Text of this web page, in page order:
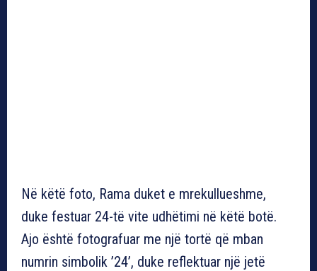
Në këtë foto, Rama duket e mrekullueshme,
duke festuar 24-të vite udhëtimi në këtë botë.
Ajo është fotografuar me një tortë që mban
numrin simbolik ’24’, duke reflektuar një jetë